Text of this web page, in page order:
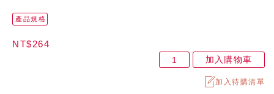
產品規格
NT$264
加入購物車
加入待購清單